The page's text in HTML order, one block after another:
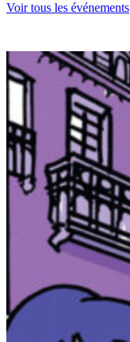
Voir tous les événements